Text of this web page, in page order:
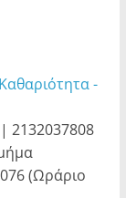
-
2132037808
(Ωράριο